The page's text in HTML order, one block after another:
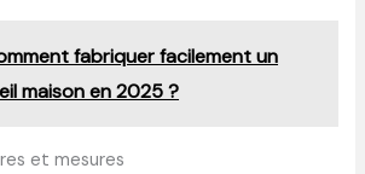
fabriquer facilement un
maison en 2025 ?
et mesures